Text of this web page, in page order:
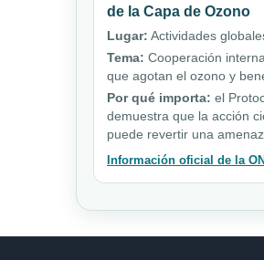
de la Capa de Ozono
Lugar: Actividades
Tema: Cooperación
que agotan el ozono y
Por qué importa: el
demuestra que la acción
puede revertir una
Información oficial de la